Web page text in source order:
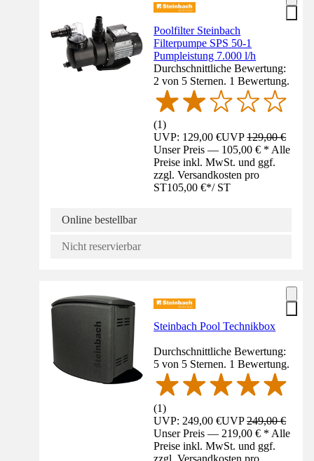
Poolfilter Steinbach
Filterpumpe SPS 50-1
Pumpleistung 7.000 l/h
Durchschnittliche Bewertung:
2 von 5 Sternen. 1 Bewertung.
(1)
UVP: 129,00 €UVP129,00 €
Unser Preis — 105,00 € * Alle
Preise inkl. MwSt. und ggf.
zzgl. Versandkosten pro
ST105,00 €*/ ST
Online bestellbar
Nicht reservierbar
Steinbach Pool Technikbox
Durchschnittliche Bewertung:
5 von 5 Sternen. 1 Bewertung.
(1)
UVP: 249,00 €UVP249,00 €
Unser Preis — 219,00 € * Alle
Preise inkl. MwSt. und ggf.